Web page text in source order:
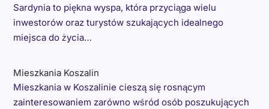
Sardynia to piękna wyspa, która przyciąga wielu
inwestorów oraz turystów szukających idealnego
miejsca do życia…
Mieszkania Koszalin
Mieszkania w Koszalinie cieszą się rosnącym
zainteresowaniem zarówno wśród osób poszukujących